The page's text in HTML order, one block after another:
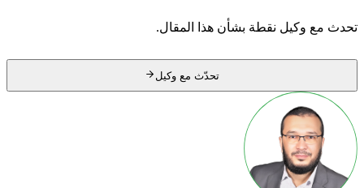
تحدث مع وكيل نقطة بشأن هذا المقال.
تحدّث مع وكيل